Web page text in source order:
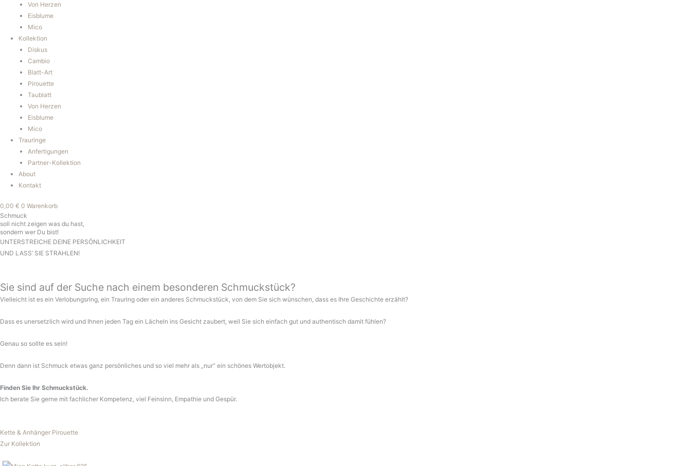
Von Herzen
Eisblume
Mico
Kollektion
Diskus
Cambio
Blatt-Art
Pirouette
Taublatt
Von Herzen
Eisblume
Mico
Trauringe
Anfertigungen
Partner-Kollektion
About
Kontakt
0,00 € 0 Warenkorb
Schmuck
soll nicht zeigen was du hast,
sondern wer Du bist!
UNTERSTREICHE DEINE PERSÖNLICHKEIT
UND LASS’ SIE STRAHLEN!
Sie sind auf der Suche nach einem besonderen Schmuckstück?
Vielleicht ist es ein Verlobungsring, ein Trauring oder ein anderes Schmuckstück, von dem Sie sich wünschen, dass es Ihre Geschichte erzählt?
Dass es unersetzlich wird und Ihnen jeden Tag ein Lächeln ins Gesicht zaubert, weil Sie sich einfach gut und authentisch damit fühlen?
Genau so sollte es sein!
Denn dann ist Schmuck etwas ganz persönliches und so viel mehr als „nur“ ein schönes Wertobjekt.
Finden Sie Ihr Schmuckstück.
Ich berate Sie gerne mit fachlicher Kompetenz, viel Feinsinn, Empathie und Gespür.
Kette & Anhänger Pirouette
Zur Kollektion